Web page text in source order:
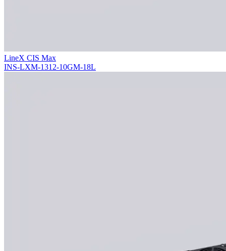
LineX CIS Max
INS-LXM-1312-10GM-18L